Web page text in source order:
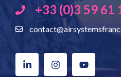
+33 (0)3 59 61